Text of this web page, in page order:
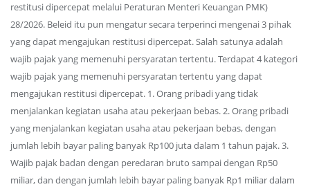
restitusi dipercepat melalui Peraturan Menteri Keuangan PMK)
28/2026. Beleid itu pun mengatur secara terperinci mengenai 3 pihak
yang dapat mengajukan restitusi dipercepat. Salah satunya adalah
wajib pajak yang memenuhi persyaratan tertentu. Terdapat 4 kategori
wajib pajak yang memenuhi persyaratan tertentu yang dapat
mengajukan restitusi dipercepat. 1. Orang pribadi yang tidak
menjalankan kegiatan usaha atau pekerjaan bebas. 2. Orang pribadi
yang menjalankan kegiatan usaha atau pekerjaan bebas, dengan
jumlah lebih bayar paling banyak Rp100 juta dalam 1 tahun pajak. 3.
Wajib pajak badan dengan peredaran bruto sampai dengan Rp50
miliar, dan dengan jumlah lebih bayar paling banyak Rp1 miliar dalam